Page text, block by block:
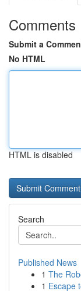
Comments
Submit a
No HTML
HTML is disabled
Search
Published News
1 The
1 Escape